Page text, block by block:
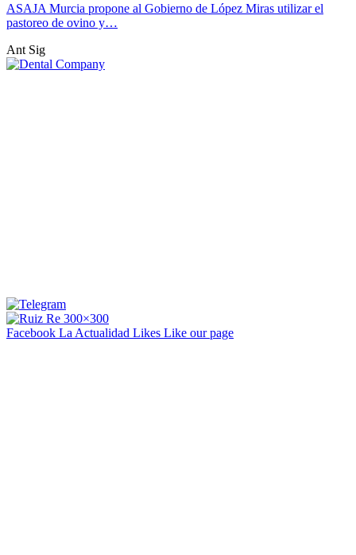
ASAJA Murcia propone al Gobierno de López Miras utilizar el
pastoreo de ovino y…
Ant Sig
Facebook La Actualidad Likes Like our page